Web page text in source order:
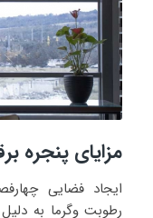
مزایای پنجره
ایجاد فضایی
رطوبت وگرما به